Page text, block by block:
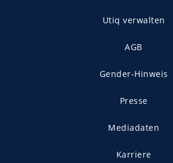
Utiq verwalten
AGB
Gender-Hinweis
Presse
Mediadaten
Karriere